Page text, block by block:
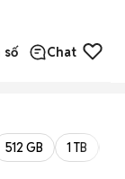
số Chat
512 GB 1 TB